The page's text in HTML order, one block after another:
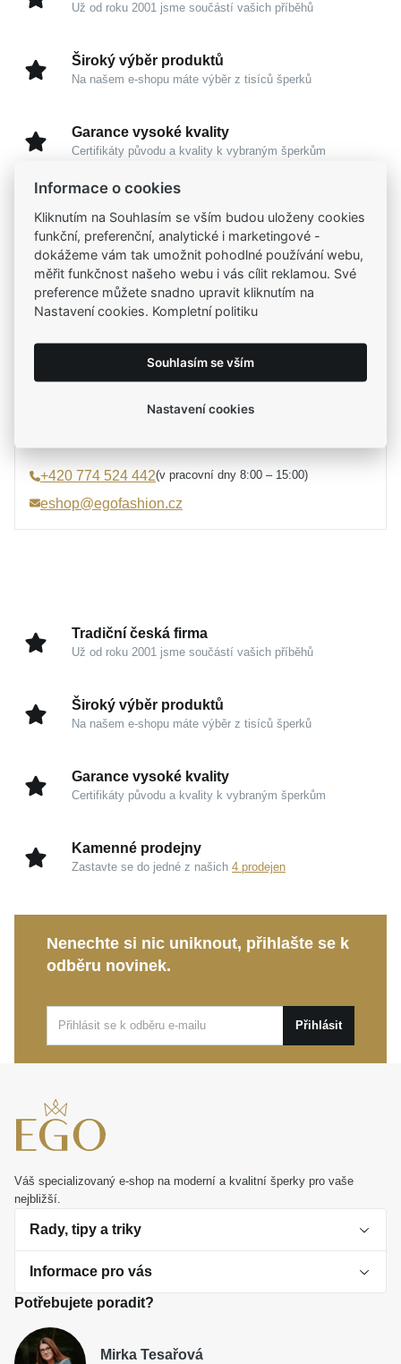
Už od roku 2001 jsme součástí vašich příběhů
Široký výběr produktů
Na našem e-shopu máte výběr z tisíců šperků
Garance vysoké kvality
Certifikáty původu a kvality k vybraným šperkům
Zastavte se do jedné z našich4 prodejen
Parametry
Parametry a specifikace
Značka
MOISS
RAINBOW
Osazení
Zirkon
Specifikace kamene
Barva
oranžová, růžová, stříbrná,
Hmotnost
Šířka náušnice
11 mm
Výška náušnice
18 mm
Výška přívěsku s očkem
33 mm
Potřebujete poradit?
Mirka Tesařová
+420 774 524 442(v pracovní dny 8:00 – 15:00)
eshop@egofashion.cz
Tradiční česká firma
Už od roku 2001 jsme součástí vašich příběhů
Široký výběr produktů
Na našem e-shopu máte výběr z tisíců šperků
Garance vysoké kvality
Certifikáty původu a kvality k vybraným šperkům
Kamenné prodejny
Zastavte se do jedné z našich 4 prodejen
Nenechte si nic uniknout, přihlašte se k
odběru novinek.
Přihlásit
Váš specializovaný e-shop na moderní a kvalitní šperky pro vaše
nejbližší.
Rady, tipy a triky
O perlách
Jak vybrat perlový šperk
Dárková inspirace
Informace pro vás
Obchodní podmínky
Potřebujete poradit?
Mirka Tesařová
Informace o cookies
Kliknutím na Souhlasím se vším budou uloženy cookies
funkční, preferenční, analytické i marketingové -
dokážeme vám tak umožnit pohodlné používání webu,
měřit funkčnost našeho webu i vás cílit reklamou. Své
preference můžete snadno upravit kliknutím na
Nastavení cookies. Kompletní politiku
Souhlasím se vším
Nastavení cookies